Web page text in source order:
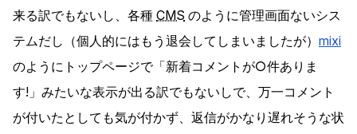
来る訳でもないし、各種 CMS のように管理画面ないシス
テムだし（個人的にはもう退会してしまいましたが） mixi
のようにトップページで「新着コメントが○件ありま
す!」みたいな表示が出る訳でもないしで、万一コメント
が付いたとしても気が付かず、返信がかなり遅れそうな状